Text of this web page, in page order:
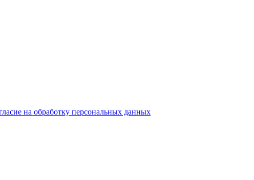
на обработку персональных данных